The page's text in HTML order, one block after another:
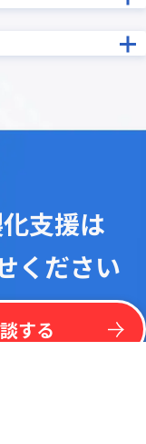
支援は
ください
する
新リス トを 一括 掲載！
kintone
グイン